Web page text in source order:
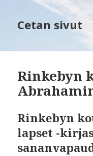
Cetan sivut
Rinkebyn
Rinkebyn
lapset -